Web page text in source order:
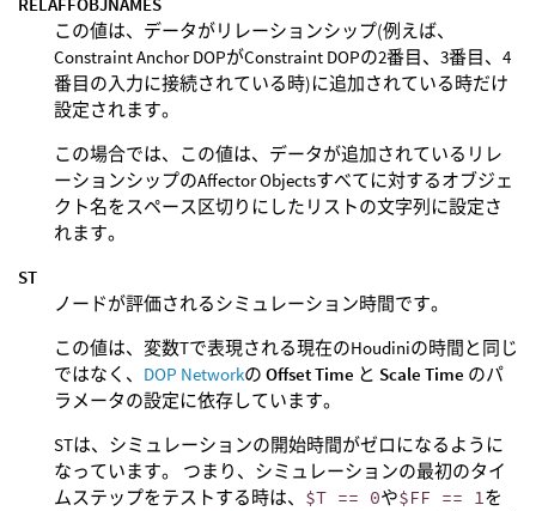
この値は、データがリレーションシップ(例えば、
Constraint Anchor DOPがConstraint DOPの2番目、3番目、4
番目の入力に接続されている時)に追加されている時だけ
設定されます。
この場合では、この値は、データが追加されているリレ
ーションシップのAffector Objectsすべてに対するオブジェ
クト名をスペース区切りにしたリストの文字列に設定さ
れます。
ST
ノードが評価されるシミュレーション時間です。
この値は、変数Tで表現される現在のHoudiniの時間と同じ
ではなく、 DOP Networkの Offset Time と Scale Time のパ
ラメータの設定に依存しています。
STは、シミュレーションの開始時間がゼロになるように
なっています。 つまり、シミュレーションの最初のタイ
ムステップをテストする時は、 $T == 0や$FF == 1を